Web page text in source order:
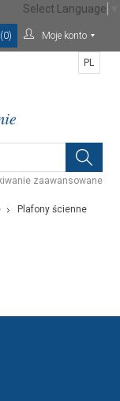
(0) Moje konto
zaawansowane
PL
Plafony ścienne
Select Language